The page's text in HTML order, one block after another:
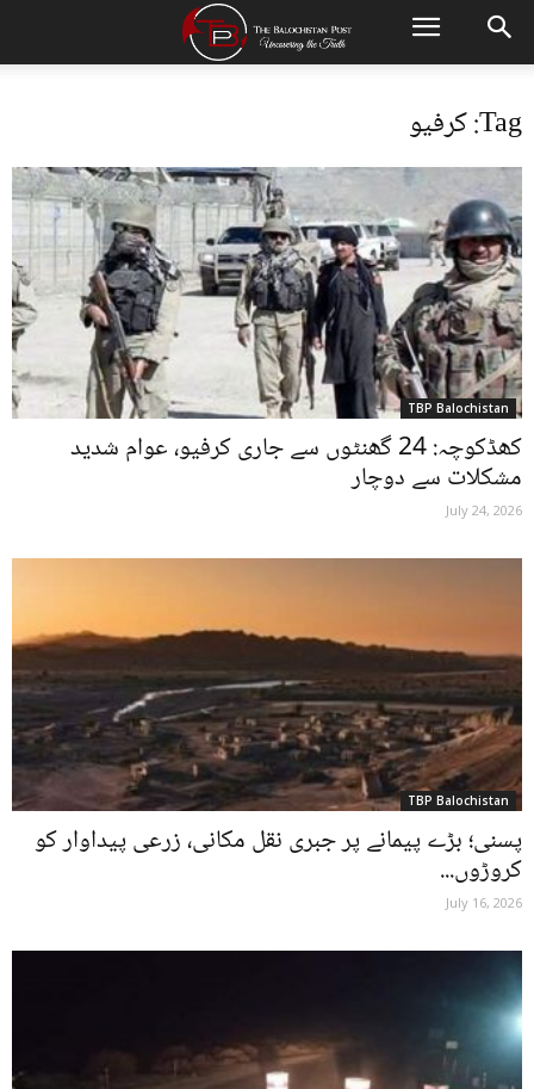
Tag: کرفیو
TBP Balochistan
کھڈکوچہ: 24 گھنٹوں سے جاری کرفیو، عوام شدید
مشکلات سے دوچار
July 24, 2026
TBP Balochistan
پسنی؛ بڑے پیمانے پر جبری نقل مکانی، زرعی پیداوار کو
کروڑوں...
July 16, 2026